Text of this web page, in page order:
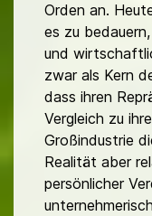
Orden an.
es zu
und
zwar als Kern
dass ihren
Vergleich zu
Großindustrie
Realität aber
persönlicher